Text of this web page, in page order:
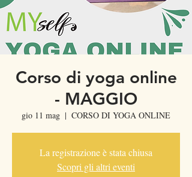
Corso di yoga online
- MAGGIO
gio 11 mag
  |
CORSO DI YOGA ONLINE
La registrazione è stata chiusa
Scopri gli altri eventi